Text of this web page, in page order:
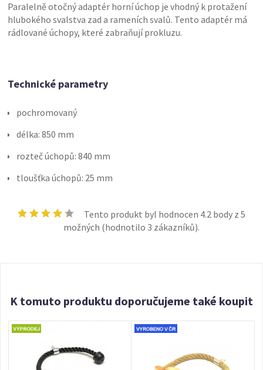
Paralelně otočný adaptér horní úchop je vhodný k protažení
hlubokého svalstva zad a rameních svalů. Tento adaptér má
rádlované úchopy, které zabraňují prokluzu.
Technické parametry
pochromovaný
délka: 850 mm
rozteč úchopů: 840 mm
tloušťka úchopů: 25 mm
Tento produkt byl hodnocen 4.2body z 5
možných (hodnotilo 3 zákazníků).
K tomuto produktu doporučujeme také koupit